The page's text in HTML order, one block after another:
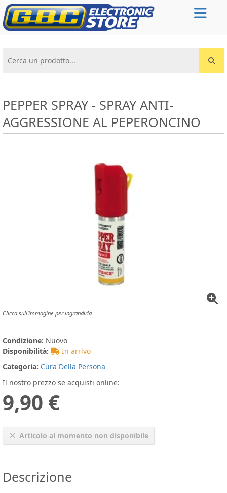
Cerca un prodotto...
PEPPER SPRAY - SPRAY ANTI-
AGGRESSIONE AL PEPERONCINO
Clicca sull'immagine per ingrandirla
Condizione: Nuovo
Disponibilità:
In arrivo
Categoria: Cura Della Persona
Il nostro prezzo se acquisti online:
9,90 €
Articolo al momento non disponibile
Descrizione